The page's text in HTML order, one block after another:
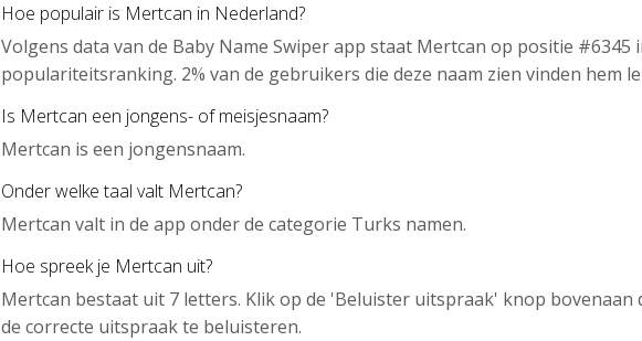
Hoe populair is Mertcan in Nederland?
Volgens data van de Baby Name Swiper app staat Mertcan op positie #6345
populariteitsranking. 2% van de gebruikers die deze naam zien vinden hem
Is Mertcan een jongens- of meisjesnaam?
Mertcan is een jongensnaam.
Onder welke taal valt Mertcan?
Mertcan valt in de app onder de categorie Turks namen.
Hoe spreek je Mertcan uit?
Mertcan bestaat uit 7 letters. Klik op de 'Beluister uitspraak' knop bovenaan
de correcte uitspraak te beluisteren.